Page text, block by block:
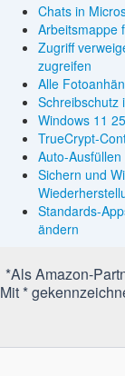
Chats in
Arbeitsmappe
Zugriff
zugreifen
Alle
Schreibschutz
Windows 11
TrueCrypt-
Auto-
Sichern und
Standards-
ändern
*Als Amazon-
Mit *